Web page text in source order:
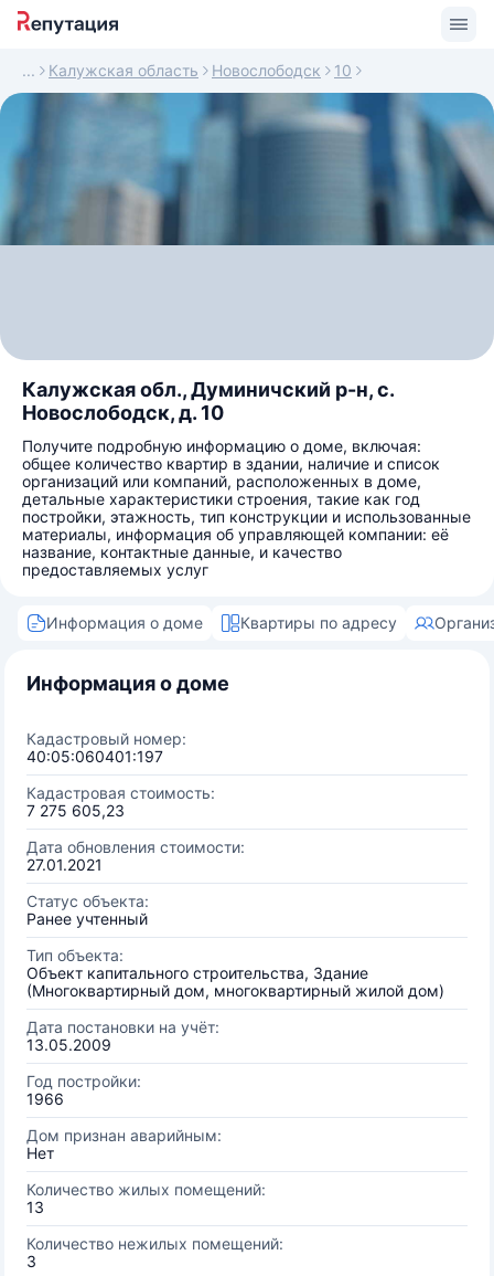
Калужская область Новослободск 10
Калужская обл., Думиничский р-н, с.
Новослободск, д. 10
Получите подробную информацию о доме, включая:
общее количество квартир в здании, наличие и список
организаций или компаний, расположенных в доме,
детальные характеристики строения, такие как год
постройки, этажность, тип конструкции и использованные
материалы, информация об управляющей компании: её
название, контактные данные, и качество
предоставляемых услуг
Информация о доме Квартиры по адресу
Информация о доме
Кадастровый номер:
40:05:060401:197
Кадастровая стоимость:
7 275 605,23
Дата обновления стоимости:
27.01.2021
Статус объекта:
Ранее учтенный
Тип объекта:
Объект капитального строительства, Здание
(Многоквартирный дом, многоквартирный жилой дом)
Дата постановки на учёт:
13.05.2009
Год постройки:
1966
Дом признан аварийным:
Нет
Количество жилых помещений:
13
Количество нежилых помещений:
3